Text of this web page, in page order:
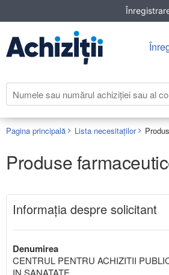
Pagina principală Lista necesitaților
Produse
Informaţia despre solicitant
Denumirea
CENTRUL PENTRU ACHIZITII
IN SANATATE